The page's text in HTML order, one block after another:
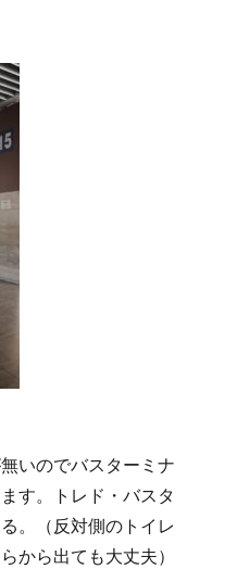
いのでバスターミナ
す。トレド・バスタ
。（反対側のトイレ
から出ても大丈夫）